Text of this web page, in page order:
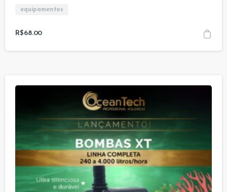
equipamentos
R$68.00